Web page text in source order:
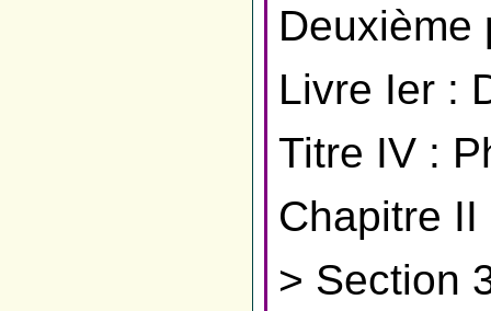
Deuxième
Livre Ier :
Titre IV :
Chapitre
> Section